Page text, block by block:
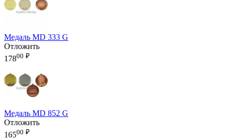
Медаль MD 333 G
Отложить
17800 ₽
Медаль MD 852 G
Отложить
16500 ₽